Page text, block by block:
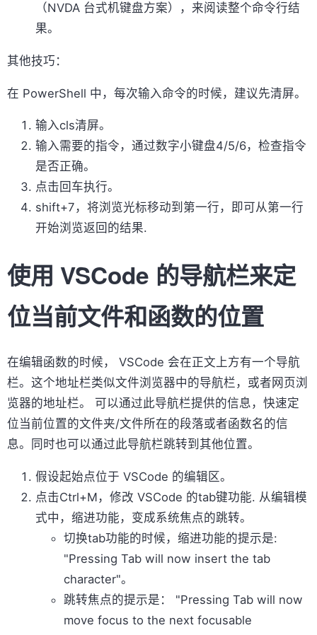
（NVDA 台式机键盘方案），来阅读整个命令行结
果。
其他技巧：
在 PowerShell 中，每次输入命令的时候，建议先清屏。
输入cls清屏。
输入需要的指令，通过数字小键盘4/5/6，检查指令
是否正确。
点击回车执行。
shift+7，将浏览光标移动到第一行，即可从第一行
开始浏览返回的结果.
使用 VSCode 的导航栏来定
位当前文件和函数的位置
在编辑函数的时候， VSCode 会在正文上方有一个导航
栏。这个地址栏类似文件浏览器中的导航栏，或者网页浏
览器的地址栏。 可以通过此导航栏提供的信息，快速定
位当前位置的文件夹/文件所在的段落或者函数名的信
息。同时也可以通过此导航栏跳转到其他位置。
假设起始点位于 VSCode 的编辑区。
点击Ctrl+M，修改 VSCode 的tab键功能. 从编辑模
式中，缩进功能，变成系统焦点的跳转。
切换tab功能的时候，缩进功能的提示是:
"Pressing Tab will now insert the tab
character"。
跳转焦点的提示是： "Pressing Tab will now
move focus to the next focusable